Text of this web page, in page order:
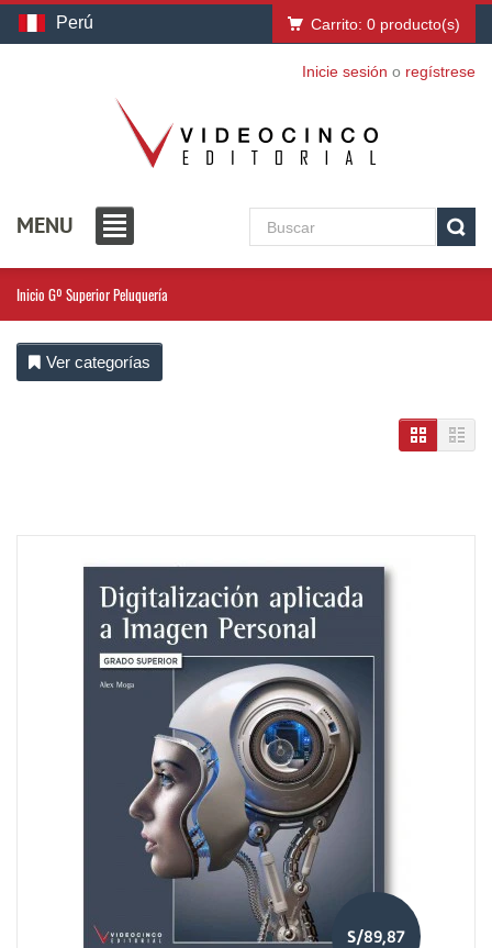
Perú Carrito: 0 producto(s)
Inicie sesión o regístrese
MENU
Inicio Gº Superior Peluquería
Ver categorías
S/89,87